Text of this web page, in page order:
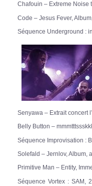
Chafouin – Extreme Noise
Code – Jesus Fever,
Séquence Underground :
Senyawa – Extrait concert
Belly Button –
Séquence Improvisation :
Solefald – Jernlov, Album,
Primitive Man – Entity,
Séquence Vortex : SAM,